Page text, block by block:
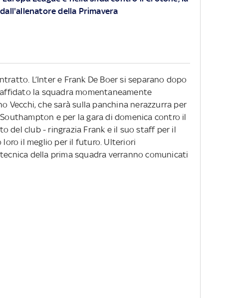
della Primavera
L’Inter e Frank De Boer si separano dopo
la squadra momentaneamente
Vecchi, che sarà sulla panchina nerazzurra per
e per la gara di domenica contro il
del club - ringrazia Frank e il suo staff per il
loro il meglio per il futuro. Ulteriori
della prima squadra verranno comunicati